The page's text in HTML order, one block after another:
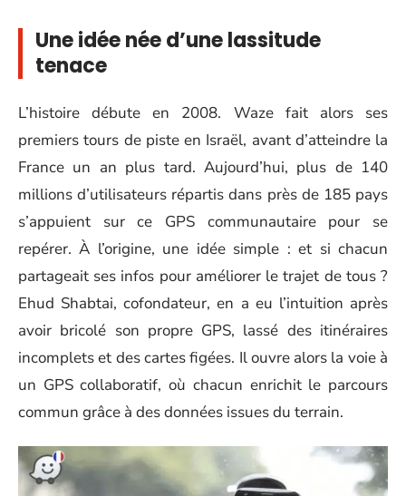
Une idée née d’une lassitude
tenace
L’histoire débute en 2008. Waze fait alors ses
premiers tours de piste en Israël, avant d’atteindre la
France un an plus tard. Aujourd’hui, plus de 140
millions d’utilisateurs répartis dans près de 185 pays
s’appuient sur ce GPS communautaire pour se
repérer. À l’origine, une idée simple : et si chacun
partageait ses infos pour améliorer le trajet de tous ?
Ehud Shabtai, cofondateur, en a eu l’intuition après
avoir bricolé son propre GPS, lassé des itinéraires
incomplets et des cartes figées. Il ouvre alors la voie à
un GPS collaboratif, où chacun enrichit le parcours
commun grâce à des données issues du terrain.